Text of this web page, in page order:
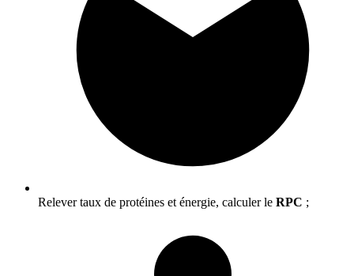
Relever taux de protéines et énergie, calculer le RPC ;